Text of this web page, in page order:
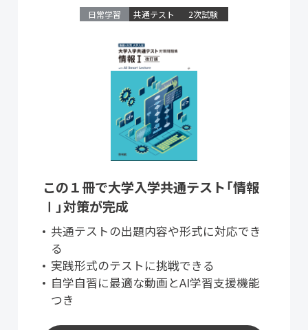
日常学習 共通テスト 2次試験
この１冊で大学入学共通テスト「情報
Ⅰ」対策が完成
共通テストの出題内容や形式に対応でき
る
実践形式のテストに挑戦できる
自学自習に最適な動画とAI学習支援機能
つき